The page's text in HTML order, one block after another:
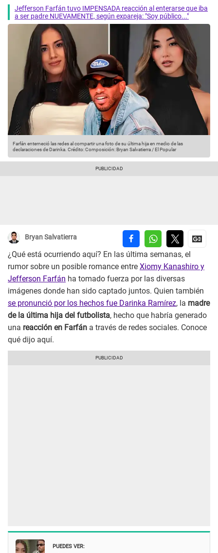
Jefferson Farfán tuvo IMPENSADA reacción al enterarse que iba
a ser padre NUEVAMENTE, según expareja: "Soy público..."
Farfán enterneció las redes al compartir una foto de su última hija en medio de las
declaraciones de Darinka. Crédito: Composición: Bryan Salvatierra / El Popular
Bryan Salvatierra
¿Qué está ocurriendo aquí? En las última semanas, el
rumor sobre un posible romance entre Xiomy Kanashiro y
Jefferson Farfán ha tomado fuerza por las diversas
imágenes donde han sido captado juntos. Quien también
se pronunció por los hechos fue Darinka Ramírez, la madre
de la última hija del futbolista, hecho que habría generado
una reacción en Farfán a través de redes sociales. Conoce
qué dijo aquí.
PUEDES VER: